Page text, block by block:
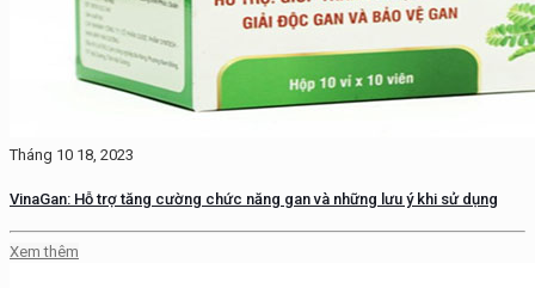
Tháng 10 18, 2023
VinaGan: Hỗ trợ tăng cường chức năng gan và những lưu ý khi sử dụng
Xem thêm